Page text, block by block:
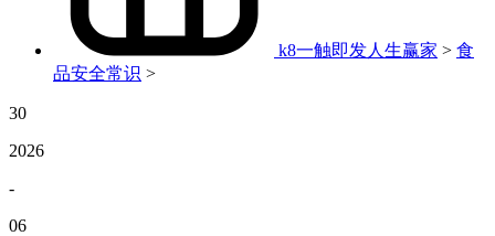
k8一触即发人生赢家 > 食
品安全常识 >
30
2026
-
06